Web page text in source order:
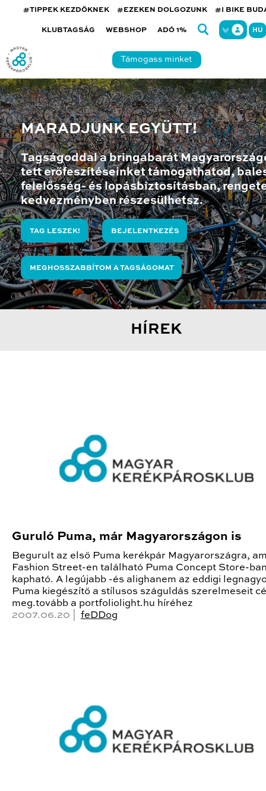
#TIPPEK KEZDŐKNEK #EZEKEN DOLGOZUNK #I BIKE
KLUBTAGSÁG WEBSHOP ADÓ 1% HU
Támogass minket
MARADJUNK EGYÜTT!
Tagságoddal a bringabarát
tett erőfeszítéseinket támogathatod,
felelősség- és lopásbiztosításban,
kedvezményben részesülhetsz.
TAG LESZEK! BEJELENTKEZÉS
MEGHOSSZABBÍTOM A TAGSÁGOMAT
HÍREK
Guruló Puma, már Magyarországon is
Begurult az első Puma kerékpár Magyarországra,
Fashion Street-en található Puma Concept Store-
kapható. A legújabb -és alighanem az eddigi
Puma kiegészítő a stílusos száguldás szerelmeseit
meg.tovább a portfoliolight.hu híréhez
2007.06.20 | feDDog